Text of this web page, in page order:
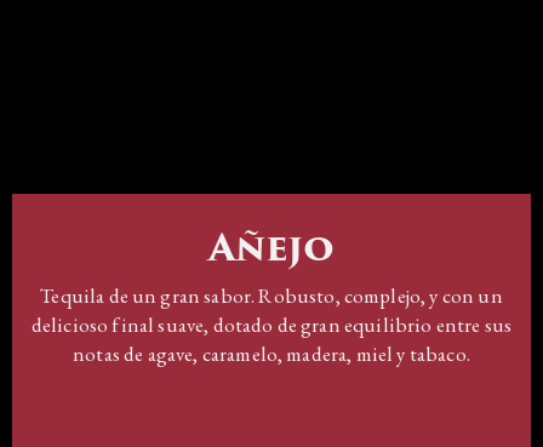
Añejo
Tequila de un gran sabor. Robusto, complejo, y con un
delicioso final suave, dotado de gran equilibrio entre sus
notas de agave, caramelo, madera, miel y tabaco.